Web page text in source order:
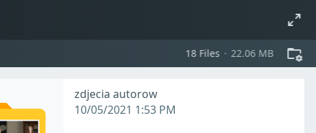
18 files 22.06 MB
zdjecia autorow
10/05/2021 1:53 PM